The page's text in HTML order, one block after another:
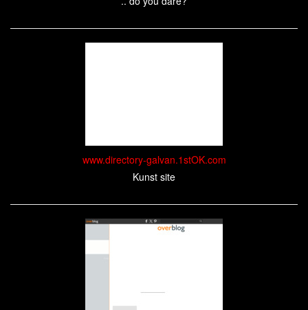
www.directory-galvan.1stOK.com
Kunst site